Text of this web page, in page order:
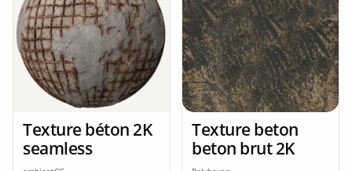
Texture béton 2K
seamless
Texture beton
beton brut 2K